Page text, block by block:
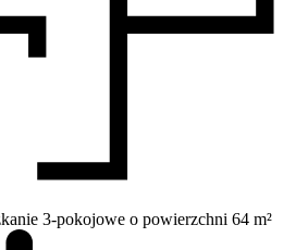
3-pokojowe o powierzchni 64 m²